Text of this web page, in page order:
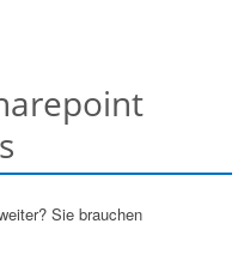
Sie brauchen